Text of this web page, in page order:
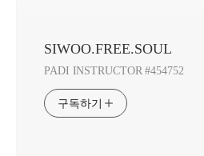
SIWOO.FREE.SOUL
PADI INSTRUCTOR #454752
구독하기